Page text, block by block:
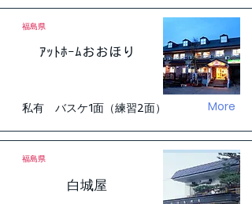
福島県
ｱｯﾄﾎｰﾑおおほり
私有 バスケ1面（練習2面） More
福島県
白城屋